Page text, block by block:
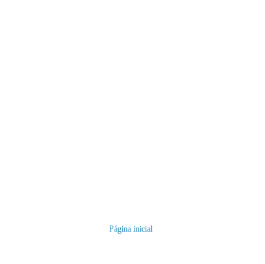
Página inicial